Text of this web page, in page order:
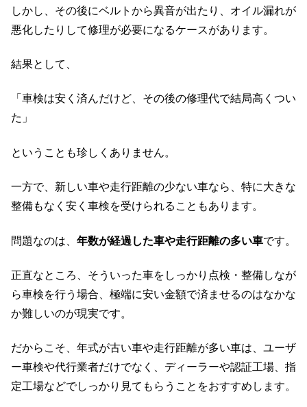
しかし、その後にベルトから異音が出たり、オイル漏れが
悪化したりして修理が必要になるケースがあります。
結果として、
「車検は安く済んだけど、その後の修理代で結局高くつい
た」
ということも珍しくありません。
一方で、新しい車や走行距離の少ない車なら、特に大きな
整備もなく安く車検を受けられることもあります。
問題なのは、 年数が経過した車や走行距離の多い車です。
正直なところ、そういった車をしっかり点検・整備しなが
ら車検を行う場合、極端に安い金額で済ませるのはなかな
か難しいのが現実です。
だからこそ、年式が古い車や走行距離が多い車は、ユーザ
ー車検や代行業者だけでなく、ディーラーや認証工場、指
定工場などでしっかり見てもらうことをおすすめします。